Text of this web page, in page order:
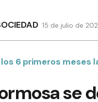
15 de julio de
los 6 primeros
se